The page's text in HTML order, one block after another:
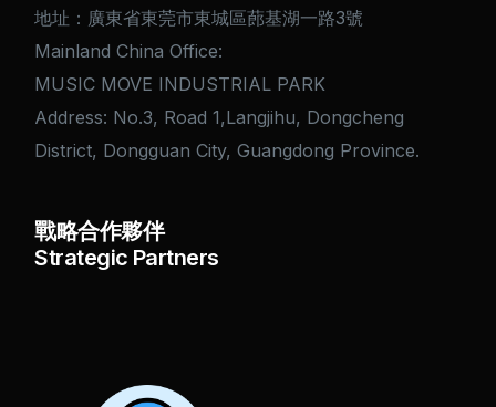
地址：廣東省東莞市東城區蓢基湖一路3號
Mainland China Office:
MUSIC MOVE INDUSTRIAL PARK
Address: No.3, Road 1,Langjihu, Dongcheng
District, Dongguan City, Guangdong Province.
戰略合作夥伴
Strategic Partners